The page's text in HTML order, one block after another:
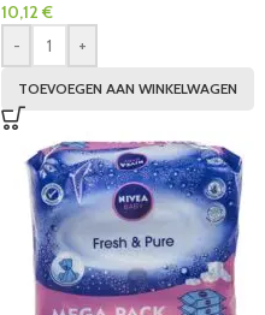
10,12 €
-
+
TOEVOEGEN AAN WINKELWAGEN